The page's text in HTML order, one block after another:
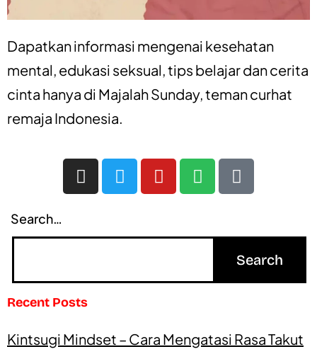
Dapatkan informasi mengenai kesehatan
mental, edukasi seksual,tips belajardancerita
cinta hanya di Majalah Sunday, teman curhat
remaja Indonesia.
Search…
Recent Posts
Kintsugi Mindset – Cara Mengatasi Rasa Takut